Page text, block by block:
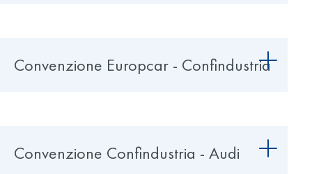
Convenzione Europcar - Confindustria
Convenzione Confindustria - Audi